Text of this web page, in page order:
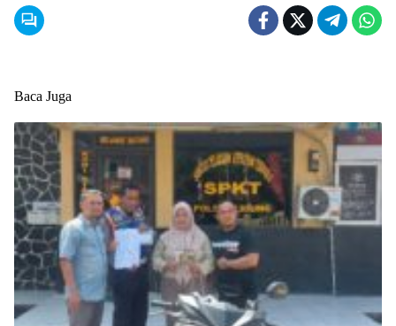
Baca Juga